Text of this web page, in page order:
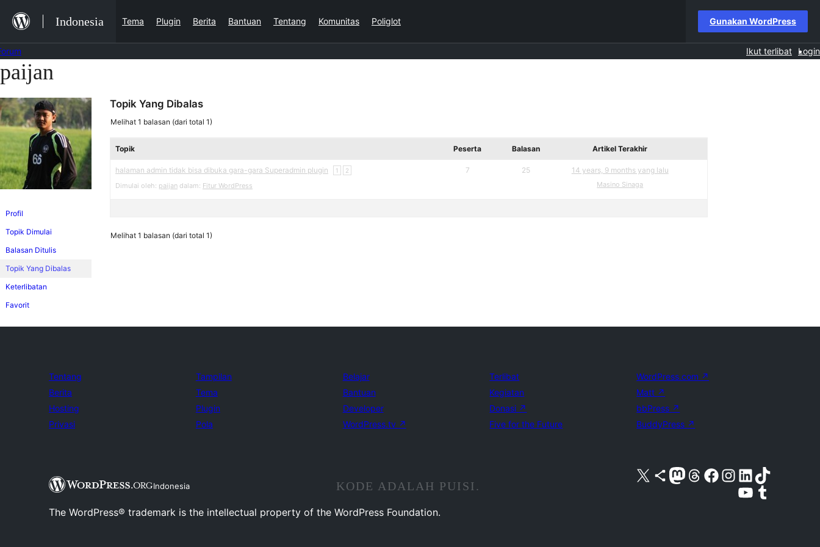
konten
Indonesia Tema Plugin Berita Bantuan Tentang Komunitas Poliglot Gunakan WordPress
Ikut terlibat Login
Lewati
ke
konten
paijan
Profil
Topik Dimulai
Balasan Ditulis
Topik Yang Dibalas
Keterlibatan
Favorit
Topik Yang Dibalas
Melihat 1 balasan (dari total 1)
Topik Peserta Balasan Artikel Terakhir
halaman admin tidak bisa dibuka gara-gara Superadmin plugin 1 2
Dimulai oleh: paijan dalam: Fitur WordPress
7 25 14 years, 9 months yang lalu
Masino Sinaga
Melihat 1 balasan (dari total 1)
Tentang
Berita
Hosting
Privasi
Tampilan
Tema
Plugin
Pola
Belajar
Bantuan
Developer
WordPress.tv ↗
Terlibat
Kegiatan
Donasi ↗
Five for the Future
WordPress.com ↗
Matt ↗
bbPress ↗
BuddyPress ↗
Indonesia
Kunjungi akun X (sebelumnya Twitter) kamiVisit our Bluesky account
Kunjungi akun Mastodon kamiVisit our Threads account
Kunjungi halaman Facebook kamiKunjungi akun Instagram kamiKunjungi akun LinkedIn kamiVisit our TikTok account
Kunjungi channel YouTube kamiVisit our Tumblr account
KODE ADALAH PUISI.
The WordPress® trademark is the intellectual property of the WordPress Foundation.